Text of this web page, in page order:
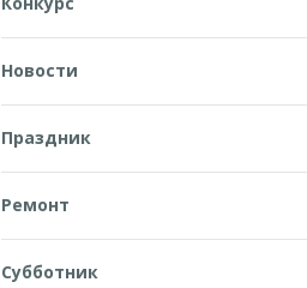
Новости
Праздник
Ремонт
Субботник